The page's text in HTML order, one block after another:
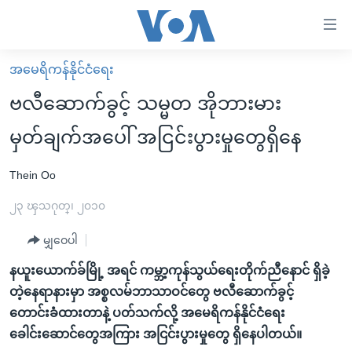
လွယ်ကူ
စေ
သည့်
Link
များ
ပင်မ
ကျော်
ကြည့်
ရန်
ပင်မ
မူလစာမျက်နှာ
မြန်မာ
ကမ္ဘာ့သတင်းများ
အစ္စရေး-ပါလက်စတိုင်း
အင်္ဂလိပ်စာလေ့လာမယ်
အမေရိကန်သုံးအီဒီယံ
မကြေးမုံရဲ့ အင်္ဂလိပ်စာ
ရုပ်ရှင်ထဲက အင်္ဂလိပ်စာ
အပတ်စဉ်ကဏ္ဍများ
ရေဒီယို
တီဗွီ
ရေဒီယိုနှင့်ရုပ်သံ အချက်အလက်များ
ရေဒီယို/တီဗွီအစီအစဉ်
အမေရိကန်နိုင်ငံရေး
ဗလီဆောက်ခွင့် သမ္မတ အိုဘားမား
မှတ်ချက်အပေါ် အငြင်းပွားမှုတွေရှိနေ
Thein Oo
၂၃ ၾသဂုတ္၊ ၂၀၁၀
မျှဝေပါ
နယူးယောက်ခ်မြို့ အရင် ကမ္ဘာ့ကုန်သွယ်ရေးတိုက်ညီနောင် ရှိခဲ့
တဲ့နေရာနားမှာ အစ္စလမ်ဘာသာဝင်တွေ ဗလီဆောက်ခွင့်
တောင်းခံထားတာနဲ့ ပတ်သက်လို့ အမေရိကန်နိုင်ငံရေး
ခေါင်းဆောင်တွေအကြား အငြင်းပွားမှုတွေ ရှိနေပါတယ်။